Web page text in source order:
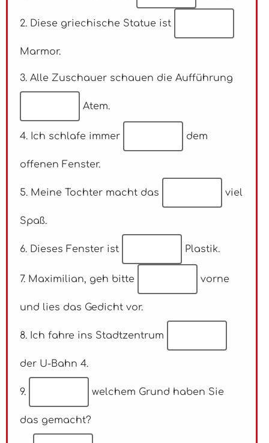
2. Diese griechische Statue ist
Marmor.
3. Alle Zuschauer schauen die Aufführung
Atem.
4. Ich schlafe immer dem
offenen Fenster.
5. Meine Tochter macht das viel
Spaß.
6. Dieses Fenster ist Plastik.
7. Maximilian, geh bitte vorne
und lies das Gedicht vor.
8. Ich fahre ins Stadtzentrum
der U-Bahn 4.
9. welchem Grund haben Sie
das gemacht?